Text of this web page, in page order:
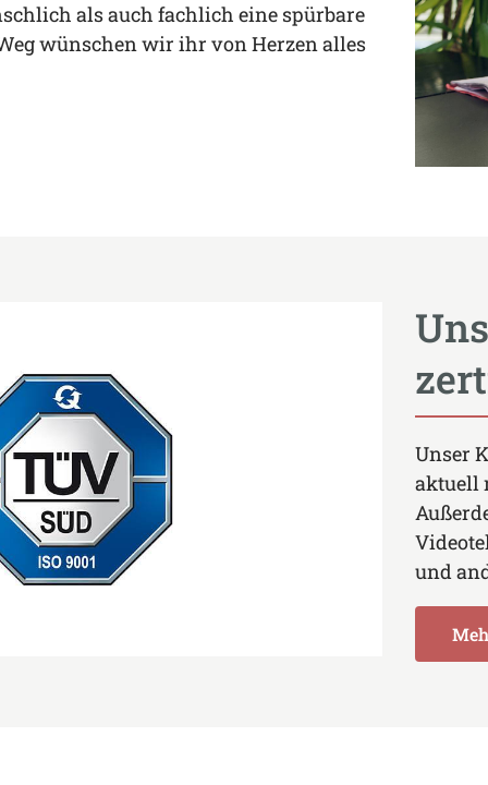
als auch fachlich eine spürbare
wünschen wir ihr von Herzen alles
Unser
aktuell
und